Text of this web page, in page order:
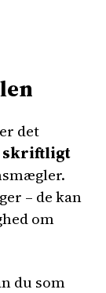
det
skriftligt
– de kan
om
du som